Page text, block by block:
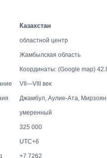
Казахстан
областной центр
Жамбылская область
Координаты: (Google map)
VII—VIII век
Джамбул, Аулие-Ата, Мирзоян
умеренный
325 000
UTC+6
+7 7262